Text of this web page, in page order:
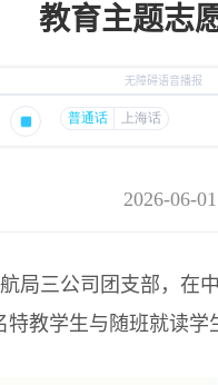
教育主题志
2026-06-01
三公司团支部，在
教学生与随班就读